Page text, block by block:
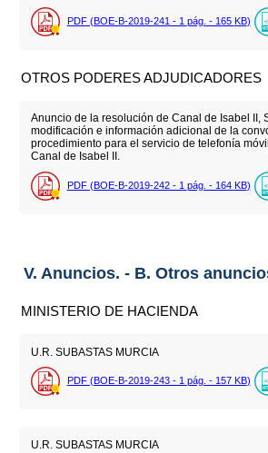
PDF (BOE-B-2019-241 - 1 pág. - 165 KB)
OTROS PODERES ADJUDICADORES
Anuncio de la resolución de Canal de Isabel II,
modificación e información adicional de la
procedimiento para el servicio de telefonía
Canal de Isabel II.
PDF (BOE-B-2019-242 - 1 pág. - 164 KB)
V. Anuncios. - B. Otros
MINISTERIO DE HACIENDA
U.R. SUBASTAS MURCIA
PDF (BOE-B-2019-243 - 1 pág. - 157 KB)
U.R. SUBASTAS MURCIA